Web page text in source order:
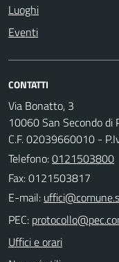
Luoghi
Eventi
CONTATTI
Via Bonatto, 3
10060 San Secondo di
C.F. 02039660010 -
Telefono:0121503800
Fax: 0121503817
E-mail:
PEC:
Uffici e orari